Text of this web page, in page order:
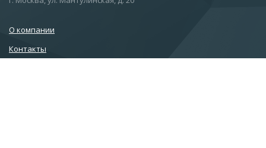
О компании
Контакты